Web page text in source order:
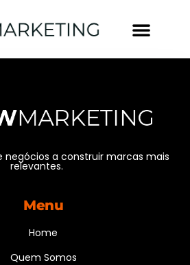
negócios a construir marcas mais
relevantes.
Menu
Home
Quem Somos